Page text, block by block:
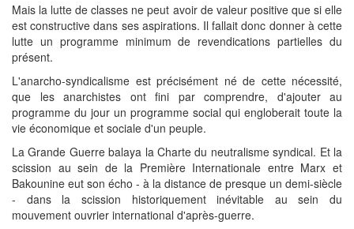
Mais la lutte de classes ne peut avoir de valeur positive que si elle
est constructive dans ses aspirations. Il fallait donc donner à cette
lutte un programme minimum de revendications partielles du
présent.
L'anarcho-syndicalisme est précisément né de cette nécessité,
que les anarchistes ont fini par comprendre, d'ajouter au
programme du jour un programme social qui engloberait toute la
vie économique et sociale d'un peuple.
La Grande Guerre balaya la Charte du neutralisme syndical. Et la
scission au sein de la Première Internationale entre Marx et
Bakounine eut son écho - à la distance de presque un demi-siècle
- dans la scission historiquement inévitable au sein du
mouvement ouvrier international d'après-guerre.